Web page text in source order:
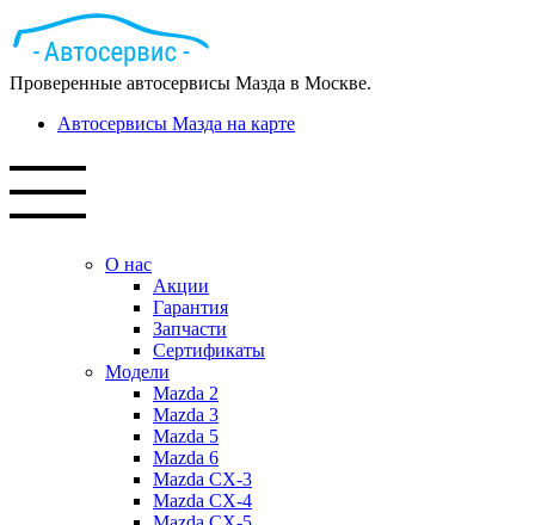
Проверенные автосервисы Мазда в Москве.
Автосервисы Мазда на карте
О нас
Акции
Гарантия
Запчасти
Сертификаты
Модели
Mazda 2
Mazda 3
Mazda 5
Mazda 6
Mazda СХ-3
Mazda СХ-4